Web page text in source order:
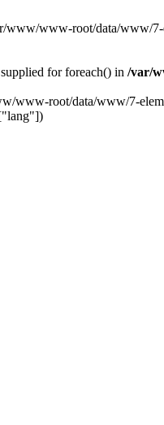
www/www-root/data/www/7-
for foreach() in /var/
www-root/data/www/7-